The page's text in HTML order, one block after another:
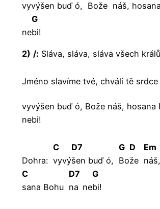
vyvýšen buď ó, Bože náš, ho
ne
G
bi!
2) /: Sláva, sláva, sláva všech
Jméno slavíme tvé, chválí tě srdce
vyvýšen buď ó, Bože náš, hosana
nebi!
Dohra:
C
vyvý
D7
šen buď ó,
G
Bo
D
že
Em
náš,
C
sana Bohu
D7
na ne
G
bi!